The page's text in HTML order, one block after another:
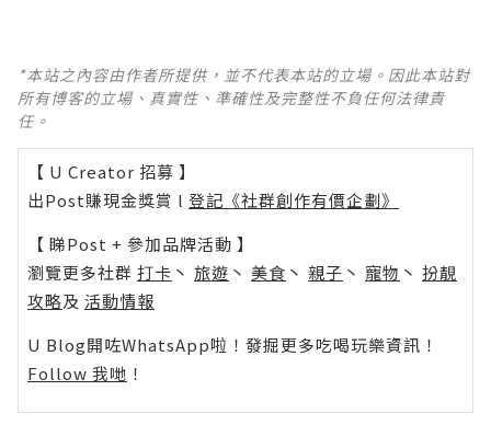
*本站之內容由作者所提供，並不代表本站的立場。因此本站對
所有博客的立場、真實性、準確性及完整性不負任何法律責
任。
【 U Creator 招募 】
出Post賺現金獎賞 l 登記《社群創作有價企劃》
【 睇Post + 參加品牌活動 】
瀏覽更多社群 打卡 丶 旅遊 丶 美食 丶 親子 丶 寵物 丶 扮靚
攻略及 活動情報
U Blog開咗WhatsApp啦！發掘更多吃喝玩樂資訊！
Follow 我哋 ！